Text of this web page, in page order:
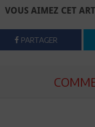
VOUS AIMEZ CET
PARTAGER